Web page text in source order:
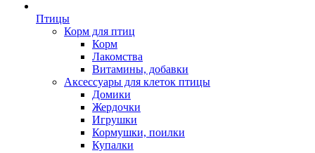
Птицы
Корм для птиц
Корм
Лакомства
Витамины, добавки
Аксессуары для клеток птицы
Домики
Жердочки
Игрушки
Кормушки, поилки
Купалки